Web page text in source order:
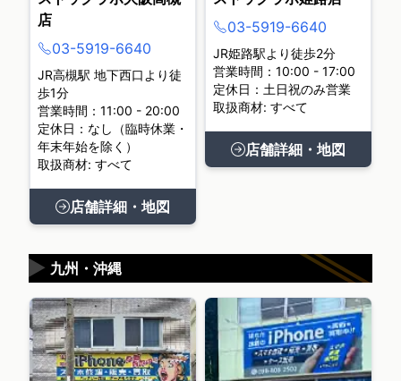
店
03-5919-6640
JR高槻駅 地下西口より徒
歩1分
営業時間：11:00 - 20:00
定休日：なし（臨時休業・
年末年始を除く）
取扱商材: すべて
店舗詳細・地図
03-5919-6640
JR姫路駅より徒歩2分
営業時間：10:00 - 17:00
定休日：土日祝のみ営業
取扱商材: すべて
店舗詳細・地図
九州・沖縄
▶